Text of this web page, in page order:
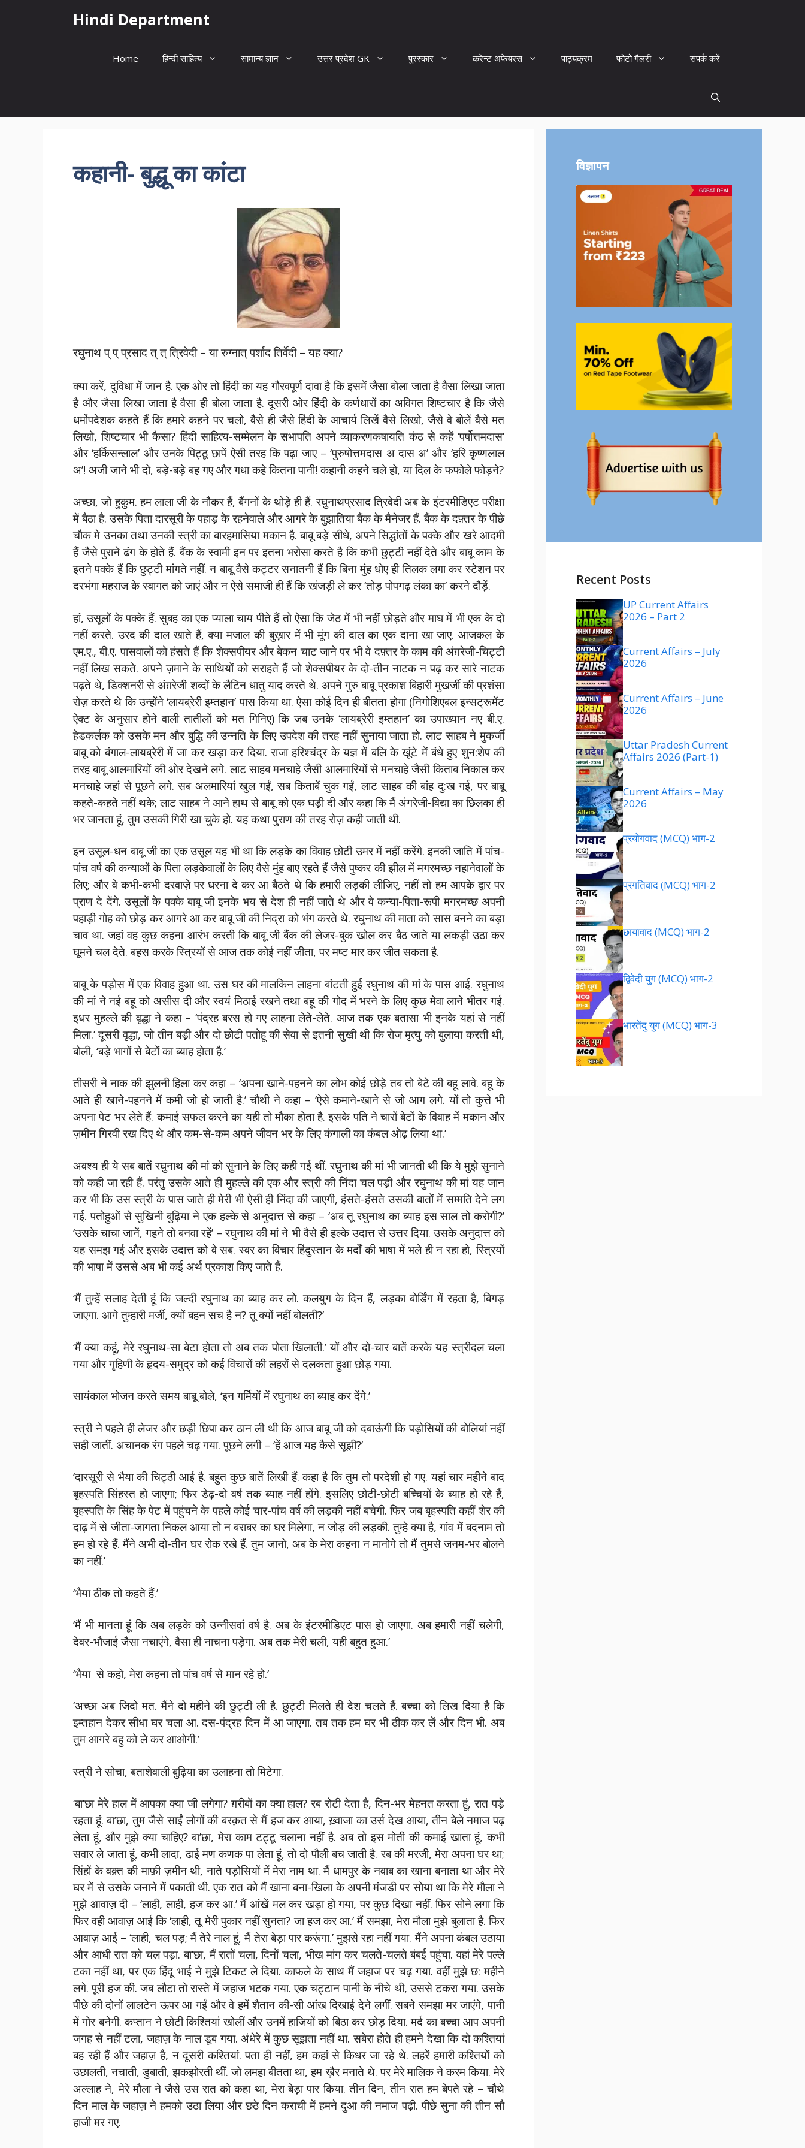
Hindi Department
Home हिन्दी साहित्य सामान्य ज्ञान उत्तर प्रदेश GK पुरस्कार करेन्ट अफेयरस पाठ्यक्रम फोटो गैलरी संपर्क करें
कहानी- बुद्धू का कांटा
रघुनाथ प् प् प्रसाद त् त् त्रिवेदी – या रुग्नात् पर्शाद तिर्वेदी – यह क्या?
क्या करें, दुविधा में जान है. एक ओर तो हिंदी का यह गौरवपूर्ण दावा है कि इसमें जैसा बोला जाता है वैसा लिखा जाता
है और जैसा लिखा जाता है वैसा ही बोला जाता है. दूसरी ओर हिंदी के कर्णधारों का अविगत शिष्टचार है कि जैसे
धर्मोपदेशक कहते हैं कि हमारे कहने पर चलो, वैसे ही जैसे हिंदी के आचार्य लिखें वैसे लिखो, जैसे वे बोलें वैसे मत
लिखो, शिष्टचार भी कैसा? हिंदी साहित्य-सम्मेलन के सभापति अपने व्याकरणकषायति कंठ से कहें ‘पर्षोत्तमदास’
और ‘हर्किसन्लाल’ और उनके पिट्ठू छापें ऐसी तरह कि पढ़ा जाए – ‘पुरुषोत्तमदास अ दास अ’ और ‘हरि कृष्‍णलाल
अ’! अजी जाने भी दो, बड़े-बड़े बह गए और गधा कहे कितना पानी! कहानी कहने चले हो, या दिल के फफोले फोड़ने?
अच्छा, जो हुकुम. हम लाला जी के नौकर हैं, बैंगनों के थोड़े ही हैं. रघुनाथप्रसाद त्रिवेदी अब के इंटरमीडिएट परीक्षा
में बैठा है. उसके पिता दारसूरी के पहाड़ के रहनेवाले और आगरे के बुझातिया बैंक के मैनेजर हैं. बैंक के दफ़्तर के पीछे
चौक मे उनका तथा उनकी स्त्री का बारहमासिया मकान है. बाबू बड़े सीधे, अपने सिद्धांतों के पक्के और खरे आदमी
हैं जैसे पुराने ढंग के होते हैं. बैंक के स्वामी इन पर इतना भरोसा करते है कि कभी छुट्टी नहीं देते और बाबू काम के
इतने पक्के हैं कि छुट्टी मांगते नहीं. न बाबू वैसे कट्टर सनातनी हैं कि बिना मुंह धोए ही तिलक लगा कर स्टेशन पर
दरभंगा महराज के स्वागत को जाएं और न ऐसे समाजी ही हैं कि खंजड़ी ले कर ‘तोड़ पोपगढ़ लंका का’ करने दौड़ें.
हां, उसूलों के पक्के हैं. सुबह का एक प्याला चाय पीते हैं तो ऐसा कि जेठ में भी नहीं छोड़ते और माघ में भी एक के दो
नहीं करते. उरद की दाल खाते हैं, क्या मजाल की बुख़ार में भी मूंग की दाल का एक दाना खा जाए. आजकल के
एम.ए., बी.ए. पासवालों को हंसते हैं कि शेक्सपीयर और बेकन चाट जाने पर भी वे दफ़्तर के काम की अंग़रेजी-चिट्टी
नहीं लिख सकते. अपने ज़माने के साथियों को सराहते हैं जो शेक्सपीयर के दो-तीन नाटक न पढ़ कर सारे नाटक
पढ़ते थे, डिक्शनरी से अंग़रेजी शब्दों के लैटिन धातु याद करते थे. अपने गुरु बाबू प्रकाश बिहारी मुखर्जी की प्रशंसा
रोज़ करते थे कि उन्होंने ‘लायब्रेरी इम्तहान’ पास किया था. ऐसा कोई दिन ही बीतता होगा (निगोशिएबल इन्सट्रूमेंट
ऐक्ट के अनुसार होने वाली तातीलों को मत गिनिए) कि जब उनके ‘लायब्रेरी इम्तहान’ का उपाख्यान नए बी.ए.
हेडकर्लक को उसके मन और बुद्धि की उन्नति के लिए उपदेश की तरह नहीं सुनाया जाता हो. लाट साहब ने मुकर्जी
बाबू को बंगाल-लायब्रेरी में जा कर खड़ा कर दिया. राजा हरिश्चंद्र के यज्ञ में बलि के खूंटे में बंधे हुए शुन:शेप की
तरह बाबू आलमारियों की ओर देखने लगे. लाट साहब मनचाहे जैसी आलमारियों से मनचाहे जैसी किताब निकाल कर
मनचाहे जहां से पूछने लगे. सब अलमारियां खुल गईं, सब किताबें चुक गईं, लाट साहब की बांह दु:ख गई, पर बाबू
कहते-कहते नहीं थके; लाट साहब ने आने हाथ से बाबू को एक घड़ी दी और कहा कि मैं अंगरेजी-विद्या का छिलका ही
भर जानता हूं, तुम उसकी गिरी खा चुके हो. यह कथा पुराण की तरह रोज़ कही जाती थी.
इन उसूल-धन बाबू जी का एक उसूल यह भी था कि लड़के का विवाह छोटी उमर में न‍हीं करेंगे. इनकी जाति में पांच-
पांच वर्ष की कन्याओं के पिता लड़केवालों के लिए वैसे मुंह बाए रहते हैं जैसे पुष्कर की झील में मगरमच्छ नहानेवालों के
लिए; और वे कभी-कभी दरवाज़े पर धरना दे कर आ बैठते थे कि हमारी लड़की लीजिए, नहीं तो हम आपके द्वार पर
प्राण दे देंगे. उसूलों के पक्के बाबू जी इनके भय से देश ही नहीं जाते थे और वे कन्या-पिता-रूपी मगरमच्छ अपनी
पहाड़ी गोह को छोड़ कर आगरे आ कर बाबू जी की निद्रा को भंग करते थे. रघुनाथ की माता को सास बनने का बड़ा
चाव था. जहां वह कुछ कहना आरंभ करती कि बाबू जी बैंक की लेजर-बुक खोल कर बैठ जाते या लकड़ी उठा कर
घूमने चल देते. बहस करके स्त्रियों से आज तक कोई नहीं जीता, पर मष्ट मार कर जीत सकता है.
बाबू के पड़ोस में एक विवाह हुआ था. उस घर की मालकिन लाहना बांटती हुई रघुनाथ की मां के पास आई. रघुनाथ
की मां ने नई बहू को असीस दी और स्वयं मिठाई रखने तथा बहू की गोद में भरने के लिए कुछ मेवा लाने भीतर गई.
इधर मुहल्‍ले की वृद्धा ने कहा – ‘पंद्रह बरस हो गए लाहना लेते-लेते. आज तक एक बतासा भी इनके यहां से नहीं
मिला.’ दूसरी वृद्धा, जो तीन बड़ी और दो छोटी पतोहू की सेवा से इतनी सुखी थी कि रोज मृत्यु को बुलाया करती थी,
बोली, ‘बड़े भागों से बेटों का ब्याह होता है.’
तीसरी ने नाक की झुलनी हिला कर कहा – ‘अपना खाने-पहनने का लोभ कोई छोड़े तब तो बेटे की बहू लावे. बहू के
आते ही खाने-पहनने में कमी जो हो जाती है.’ चौथी ने कहा – ‘ऐसे कमाने-खाने से जो आग लगे. यों तो कुत्ते भी
अपना पेट भर लेते हैं. कमाई सफल करने का यही तो मौका होता है. इसके पति ने चारों बेटों के विवाह में मकान और
ज़मीन गिरवी रख दिए थे और कम-से-कम अपने जीवन भर के लिए कंगाली का कंबल ओढ़ लिया था.’
अवश्य ही ये सब बातें रघुनाथ की मां को सुनाने के लिए कही गई थीं. रघुनाथ की मां भी जानती थी कि ये मुझे सुनाने
को कही जा रही हैं. परंतु उसके आते ही मुहल्ले की एक और स्त्री की निंदा चल पड़ी और रघुनाथ की मां यह जान
कर भी कि उस स्त्री के पास जाते ही मेरी भी ऐसी ही निंदा की जाएगी, हंसते-हंसते उसकी बातों में सम्मति देने लग
गई. पतोहुओं से सुखिनी बुढ़ि‍या ने एक हल्के से अनुदात्त से कहा – ‘अब तू रघुनाथ का ब्याह इस साल तो करोगी?’
‘उसके चाचा जानें, गहने तो बनवा रहें’ – रघुनाथ की मां ने भी वैसे ही हल्के उदात्त से उत्तर दिया. उसके अनुदात्त को
यह समझ गई और इसके उदात्त को वे सब. स्वर का विचार हिंदुस्तान के मर्दों की भाषा में भले ही न रहा हो, स्त्रियों
की भाषा में उससे अब भी कई अर्थ प्रकाश किए जाते हैं.
‘मैं तुम्हें सलाह देती हूं कि जल्दी रघुनाथ का ब्याह कर लो. कलयुग के दिन हैं, लड़का बोर्डिंग में रहता है, बिगड़
जाएगा. आगे तुम्हारी मर्जी, क्यों बहन सच है न? तू क्यों नहीं बोलती?’
‘मैं क्या कहूं, मेरे रघुनाथ-सा बेटा होता तो अब तक पोता खिलाती.’ यों और दो-चार बातें करके यह स्त्रीदल चला
गया और गृहिणी के हृदय-समुद्र को कई विचारों की लहरों से दलकता हुआ छोड़ गया.
सायंकाल भोजन करते समय बाबू बोले, ‘इन गर्मियों में रघुनाथ का ब्याह कर देंगे.’
स्त्री ने पहले ही लेजर और छड़ी छिपा कर ठान ली थी कि आज बाबू जी को दबाऊंगी कि पड़ोसियों की बोलियां नहीं
सही जातीं. अचानक रंग पहले चढ़ गया. पूछने लगी – ‘हें आज यह कैसे सूझी?’
‘दारसूरी से भैया की चिट्ठी आई है. बहुत कुछ बातें लिखी हैं. कहा है कि तुम तो परदेशी हो गए. यहां चार महीने बाद
बृहस्पति सिंहस्त हो जाएगा; फिर डेढ़-दो वर्ष तक ब्याह नहीं होंगे. इसलिए छोटी-छोटी बच्चियों के ब्याह हो रहे हैं,
बृहस्पति के सिंह के पेट में पहुंचने के पहले कोई चार-पांच वर्ष की लड़की नहीं बचेगी. फिर जब बृहस्पति कहीं शेर की
दाढ़ में से जीता-जागता निकल आया तो न बराबर का घर मिलेगा, न जोड़ की लड़की. तुम्हे क्या है, गांव में बदनाम तो
हम हो रहे हैं. मैंने अभी दो-तीन घर रोक रखे हैं. तुम जानो, अब के मेरा कहना न मानोगे तो मैं तुमसे जनम-भर बोलने
का नहीं.’
‘भैया ठीक तो कहते हैं.’
‘मैं भी मानता हूं कि अब लड़के को उन्नीसवां वर्ष है. अब के इंटरमीडिएट पास हो जाएगा. अब हमारी नहीं चलेगी,
देवर-भौजाई जैसा नचाएंगे, वैसा ही नाचना पड़ेगा. अब तक मेरी चली, यही बहुत हुआ.’
‘भैया से कहो, मेरा कहना तो पांच वर्ष से मान रहे हो.’
‘अच्छा अब जिदो मत. मैंने दो महीने की छुट्टी ली है. छुट्टी मिलते ही देश चलते हैं. बच्चा को लिख दिया है कि
इम्तहान देकर सीधा घर चला आ. दस-पंद्रह दिन में आ जाएगा. तब तक हम घर भी ठीक कर लें और दिन भी. अब
तुम आगरे बहु को ले कर आओगी.’
स्त्री ने सोचा, बताशेवाली बुढ़ि‍या का उलाहना तो मिटेगा.
‘बा’छा मेरे हाल में आपका क्या जी लगेगा? ग़रीबों का क्या हाल? रब रोटी देता है, दिन-भर मेहनत करता हूं, रात पड़े
रहता हूं. बा’छा, तुम जैसे साईं लोगों की बरक़त से मैं हज कर आया, ख़्वाजा का उर्स देख आया, तीन बेले नमाज पढ़
लेता हूं, और मुझे क्या चाहिए? बा’छा, मेरा काम टट्टू चलाना नहीं है. अब तो इस मोती की कमाई खाता हूं, कभी
सवार ले जाता हूं, कभी लादा, ढाई मण कणक पा लेता हूं, तो दो पौली बच जाती है. रब की मरजी, मेरा अपना घर था;
सिंहों के वक़्त की माफ़ी ज़मीन थी, नाते पड़ोसियों में मेरा नाम था. मैं धामपुर के नवाब का खाना बनाता था और मेरे
घर में से उसके जनाने में पकाती थी. एक रात को मैं खाना बना-खिला के अपनी मंजडी पर सोया था कि मेरे मौला ने
मुझे आवाज़ दी – ‘लाही, लाही, हज कर आ.’ मैं आंखें मल कर खड़ा हो गया, पर कुछ दिखा नहीं. फिर सोने लगा कि
फिर वही आवाज़ आई कि ‘लाही, तू मेरी पुकार नहीं सुनता? जा हज कर आ.’ मैं समझा, मेरा मौला मुझे बुलाता है. फिर
आवाज़ आई – ‘लाही, चल पड़; मैं तेरे नाल हूं, मैं तेरा बेड़ा पार करूंगा.’ मुझसे रहा नहीं गया. मैंने अपना कंबल उठाया
और आधी रात को चल पड़ा. बा’छा, मैं रातों चला, दिनों चला, भीख मांग कर चलते-चलते बंबई पहुंचा. वहां मेरे पल्ले
टका नहीं था, पर एक हिंदू भाई ने मुझे टिकट ले दिया. काफले के साथ मैं जहाज पर चढ़ गया. वहीं मुझे छ: महीने
लगे. पूरी हज की. जब लौटा तो रास्ते में जहाज भटक गया. एक चट्टान पानी के नीचे थी, उससे टकरा गया. उसके
पीछे की दोनों लालटेन ऊपर आ गईं और वे हमें शैतान की-सी आंख दिखाई देने लगीं. सबने समझा मर जाएंगे, पानी
में गोर बनेगी. कप्तान ने छोटी किश्तियां खोलीं और उनमें हाजियों को बिठा कर छोड़ दिया. मर्द का बच्चा आप अपनी
जगह से नहीं टला, जहाज़ के नाल डूब गया. अंधेरे में कुछ सूझता नहीं था. सबेरा होते ही हमने देखा कि दो कश्तियां
बह रही हैं और जहाज़ है, न दूसरी कश्तियां. पता ही नहीं, हम कहां से किधर जा रहे थे. लहरें हमारी कश्तियों को
उछालती, नचाती, डुबाती, झकझोरती थीं. जो लमहा बीतता था, हम ख़ैर मनाते थे. पर मेरे मालिक ने करम किया. मेरे
अल्लाह ने, मेरे मौला ने जैसे उस रात को कहा था, मेरा बेड़ा पार किया. तीन दिन, तीन रात हम बेपते रहे – चौथे
दिन माल के जहाज़ ने हमको उठा लिया और छठे दिन कराची में हमने दुआ की नमाज पढ़ी. पीछे सुना की तीन सौ
हाजी मर गए.
विज्ञापन
Recent Posts
UP Current Affairs
2026 – Part 2
Current Affairs – July
2026
Current Affairs – June
2026
Uttar Pradesh Current
Affairs 2026 (Part-1)
Current Affairs – May
2026
प्रयोगवाद (MCQ) भाग-2
प्रगतिवाद (MCQ) भाग-2
छायावाद (MCQ) भाग-2
द्विवेदी युग (MCQ) भाग-2
भारतेंदु युग (MCQ) भाग-3